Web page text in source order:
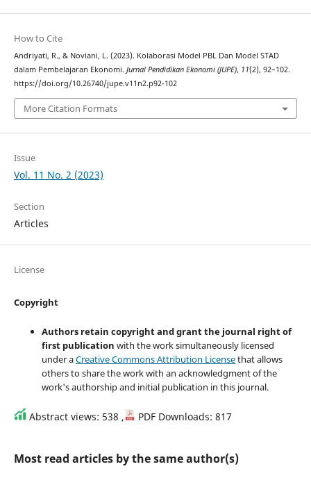
How to Cite
Andriyati, R., & Noviani, L. (2023). Kolaborasi Model PBL Dan Model STAD
dalam Pembelajaran Ekonomi. Jurnal Pendidikan Ekonomi (JUPE), 11(2), 92–102.
https://doi.org/10.26740/jupe.v11n2.p92-102
More Citation Formats
Issue
Vol. 11 No. 2 (2023)
Section
Articles
License
Copyright
Authors retain copyright and grant the journal right of
first publication with the work simultaneously licensed
under aCreative Commons Attribution Licensethat allows
others to share the work with an acknowledgment of the
work's authorship and initial publication in this journal.
Abstract views: 538 , PDF Downloads: 817
Most read articles by the same author(s)